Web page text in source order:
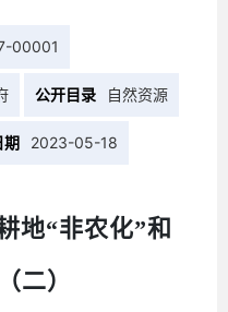
00001
公开目录 自然资源
期 2023-05-18
地“非农化”和
二）